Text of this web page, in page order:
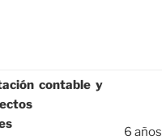
contable y
6 años